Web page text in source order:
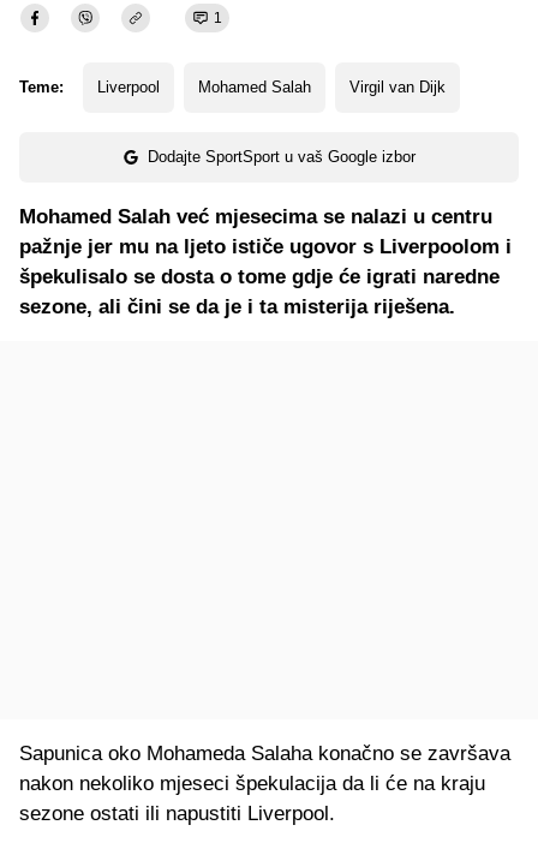
1
Teme: Liverpool Mohamed Salah Virgil van Dijk
Dodajte SportSport u vaš Google izbor
Mohamed Salah već mjesecima se nalazi u centru
pažnje jer mu na ljeto ističe ugovor s Liverpoolom i
špekulisalo se dosta o tome gdje će igrati naredne
sezone, ali čini se da je i ta misterija riješena.
Sapunica oko Mohameda Salaha konačno se završava
nakon nekoliko mjeseci špekulacija da li će na kraju
sezone ostati ili napustiti Liverpool.